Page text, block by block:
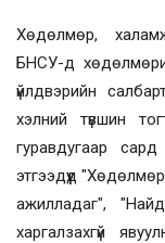
Хөдөлмөр,
БНСУ-д
үйлдвэрийн
хэлний түвшин
гуравдугаар
этгээдүүд
ажилладаг",
харгалзахгүй